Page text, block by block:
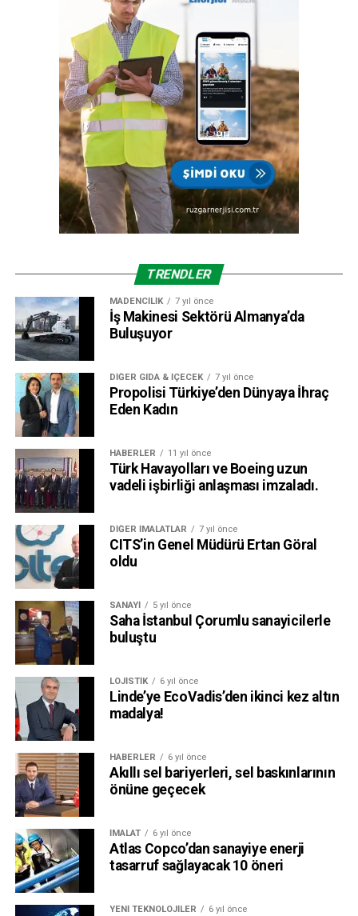
TRENDLER
MADENCILIK 7 yıl önce
İş Makinesi Sektörü Almanya’da
Buluşuyor
DIĞER GIDA & İÇECEK 7 yıl önce
Propolisi Türkiye’den Dünyaya İhraç
Eden Kadın
HABERLER 11 yıl önce
Türk Havayolları ve Boeing uzun
vadeli işbirliği anlaşması imzaladı.
DIĞER İMALATLAR 7 yıl önce
CITS’in Genel Müdürü Ertan Göral
oldu
SANAYI 5 yıl önce
Saha İstanbul Çorumlu sanayicilerle
buluştu
LOJISTIK 6 yıl önce
Linde’ye EcoVadis’den ikinci kez altın
madalya!
HABERLER 6 yıl önce
Akıllı sel bariyerleri, sel baskınlarının
önüne geçecek
İMALAT 6 yıl önce
Atlas Copco’dan sanayiye enerji
tasarruf sağlayacak 10 öneri
YENI TEKNOLOJILER 6 yıl önce